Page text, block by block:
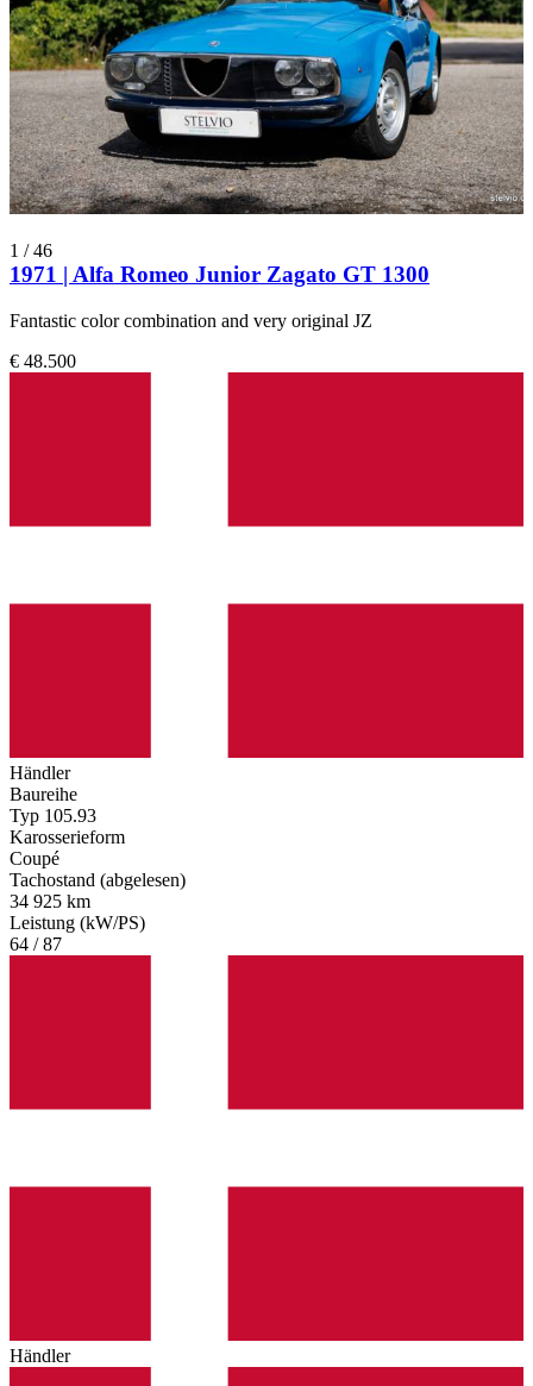
1 /46
1971 | Alfa Romeo Junior Zagato GT 1300
Fantastic color combination and very original JZ
€ 48.500
Händler
Baureihe
Typ 105.93
Karosserieform
Coupé
Tachostand (abgelesen)
34 925 km
Leistung (kW/PS)
64 / 87
Händler